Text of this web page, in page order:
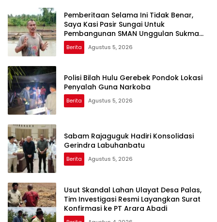
Pemberitaan Selama Ini Tidak Benar,
Saya Kasi Pasir Sungai Untuk
Pembangunan SMAN Unggulan Sukma
Nias
Berita Agustus 5, 2026
Polisi Bilah Hulu Gerebek Pondok Lokasi
Penyalah Guna Narkoba
Berita Agustus 5, 2026
Sabam Rajaguguk Hadiri Konsolidasi
Gerindra Labuhanbatu
Berita Agustus 5, 2026
Usut Skandal Lahan Ulayat Desa Palas,
Tim Investigasi Resmi Layangkan Surat
Konfirmasi ke PT Arara Abadi